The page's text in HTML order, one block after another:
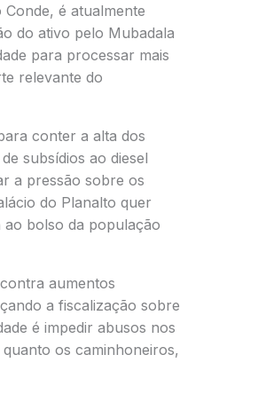
é atualmente
do ativo pelo Mubadala
para processar mais
relevante do
conter a alta dos
subsídios ao diesel
a pressão sobre os
do Planalto quer
ao bolso da população
aumentos
a fiscalização sobre
é impedir abusos nos
os caminhoneiros,